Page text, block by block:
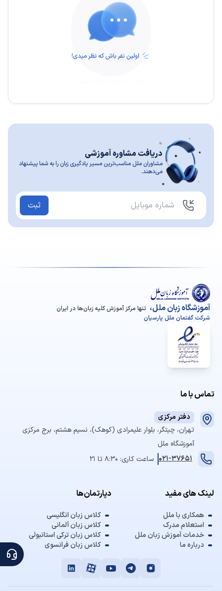
دریافت مشاوره آموزشی
مشاوران ملل مناسب‌ترین مسیر یادگیری زبان را به شما پیشنهاد
می‌دهند.
ثبت
آموزشگاه زبان ملل، تنها مرکز آموزش کلیه زبان‌ها در ایران
شرکت گفتمان ملل پارسیان
تماس با ما
دفتر مرکزی
تهران، چیتگر، بلوار علیمرادی (کوهک)، نسیم هشتم، برج مرکزی
آموزشگاه ملل
021-37651 ساعت کاری: 8:30 تا 21
لینک های مفید
همکاری با ملل
استعلام مدرک
خدمات آموزش زبان ملل
درباره ما
دپارتمان‌ها
کلاس زبان انگلیسی
کلاس زبان آلمانی
کلاس زبان ترکی استانبولی
کلاس زبان فرانسوی